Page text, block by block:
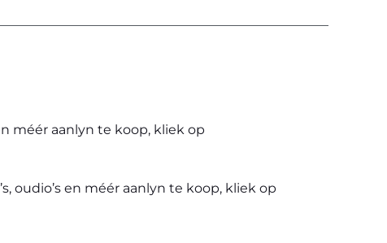
méér aanlyn te koop, kliek op
oudio’s en méér aanlyn te koop, kliek op